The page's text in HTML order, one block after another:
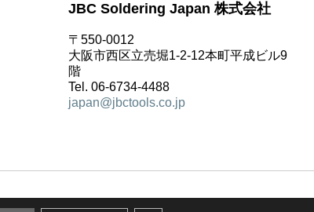
JBC Soldering Japan 株式会社
〒550-0012
大阪市西区立売堀1-2-12本町平成ビル9
階
Tel. 06-6734-4488
japan@jbctools.co.jp